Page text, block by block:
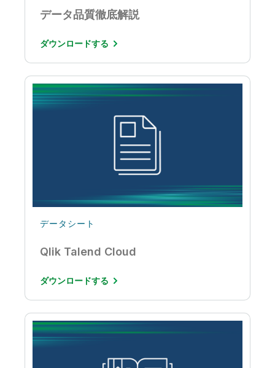
データ品質徹底解説
ダウンロードする
データシート
Qlik Talend Cloud
ダウンロードする